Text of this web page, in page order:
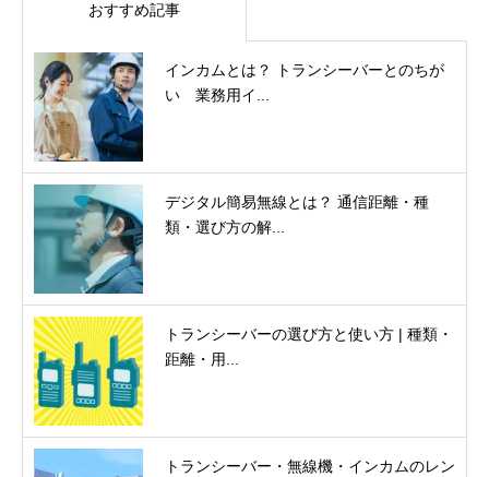
おすすめ記事
インカムとは？ トランシーバーとのちが
い 業務用イ...
デジタル簡易無線とは？ 通信距離・種
類・選び方の解...
トランシーバーの選び方と使い方 | 種類・
距離・用...
トランシーバー・無線機・インカムのレン